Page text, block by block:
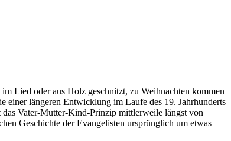
Lied oder aus Holz geschnitzt, zu Weihnachten kommen
einer längeren Entwicklung im Laufe des 19. Jahrhunderts
Vater-Mutter-Kind-Prinzip mittlerweile längst von
Geschichte der Evangelisten ursprünglich um etwas